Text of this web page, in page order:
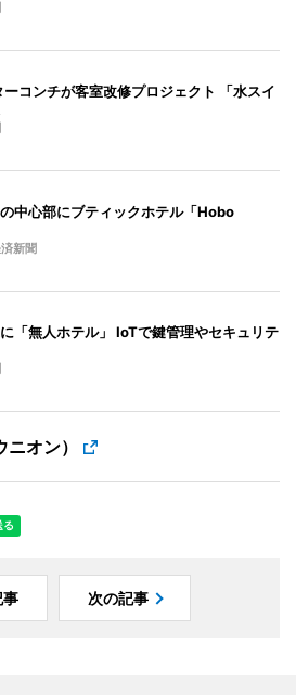
コンチが客室改修プロジェクト 「水スイ
中心部にブティックホテル「Hobo
新聞
「無人ホテル」 IoTで鍵管理やセキュリテ
オン）
事 次の記事